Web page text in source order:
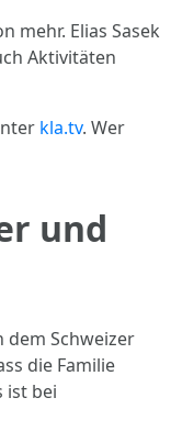
mehr. Elias Sasek
Aktivitäten
kla.tv. Wer
und
dem Schweizer
die Familie
ist bei